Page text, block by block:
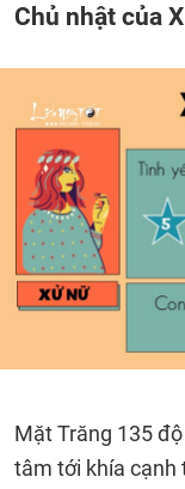
Chủ nhật của
Mặt Trăng 135
tâm tới khía cạnh